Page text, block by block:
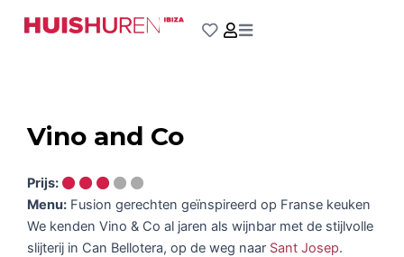
naar
Vino and Co
Prijs:
Menu: Fusion gerechten geïnspireerd op Franse keuken
We kenden Vino & Co al jaren als wijnbar met de stijlvolle
slijterij in Can Bellotera, op de weg naar Sant Josep.